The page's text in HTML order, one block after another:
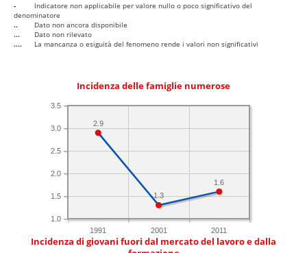
-
Indicatore non applicabile per valore nullo o poco significativo del
denominatore
..
Dato non ancora disponibile
...
Dato non rilevato
....
La mancanza o esiguità del fenomeno rende i valori non significativi
Incidenza delle famiglie numerose
1991 2001 2011
1.0
1.5
2.0
2.5
3.0
3.5
1.6
1.3
2.9
Incidenza di giovani fuori dal mercato del lavoro e dalla